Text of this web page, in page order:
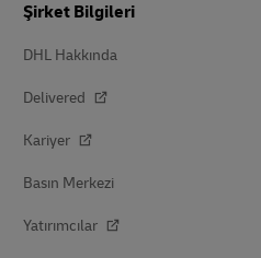
Şirket Bilgileri
DHL Hakkında
Delivered
Kariyer
Basın Merkezi
Yatırımcılar